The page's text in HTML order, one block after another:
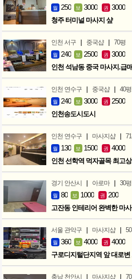
월 250 보 3000 권 3000
청주 터미널 마사지 샾
인천 서구 | 중국샵 | 70평
월 240 보 2500 권 3000
인천 석남동 중국 마사지.급매
인천 연수구 | 중국샵 | 40평
월 240 보 3000 권 2500
인천송도시도시
인천 연수구 | 마사지샵 |
월 130 보 1500 권 4000
인천 선학역 먹자골목 최고
경기 안산시 | 아로마 | 30평
월 80 보 1000 권 200
고잔동 인테리어 완벽한 마
서울 관악구 | 마사지샵 |
월 360 보 4000 권 4000
구로디지털단지역 앞 대로
충남 천안시 | 마사지샵 |